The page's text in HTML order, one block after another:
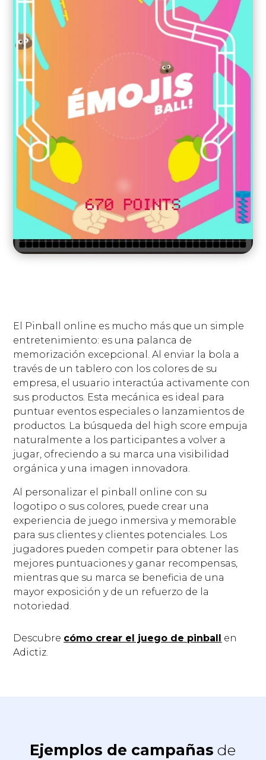
El Pinball online es mucho más que un simple
entretenimiento: es una palanca de
memorización excepcional. Al enviar la bola a
través de un tablero con los colores de su
empresa, el usuario interactúa activamente con
sus productos. Esta mecánica es ideal para
puntuar eventos especiales o lanzamientos de
productos. La búsqueda del high score empuja
naturalmente a los participantes a volver a
jugar, ofreciendo a su marca una visibilidad
orgánica y una imagen innovadora.
Al personalizar el pinball online con su
logotipo o sus colores, puede crear una
experiencia de juego inmersiva y memorable
para sus clientes y clientes potenciales. Los
jugadores pueden competir para obtener las
mejores puntuaciones y ganar recompensas,
mientras que su marca se beneficia de una
mayor exposición y de un refuerzo de la
notoriedad.
Descubre cómo crear el juego de pinball en
Adictiz.
Ejemplos de campañas de